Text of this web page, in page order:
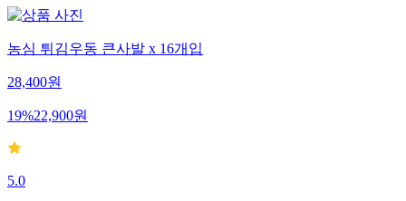
농심 튀김우동 큰사발 x 16개입
28,400원
19%22,900원
5.0